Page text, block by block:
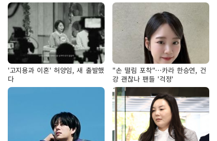
'고지용과 이혼' 허양임, 새 출발했
다
"손 떨림 포착"…카라 한승연, 건
강 괜찮나 팬들 '걱정'